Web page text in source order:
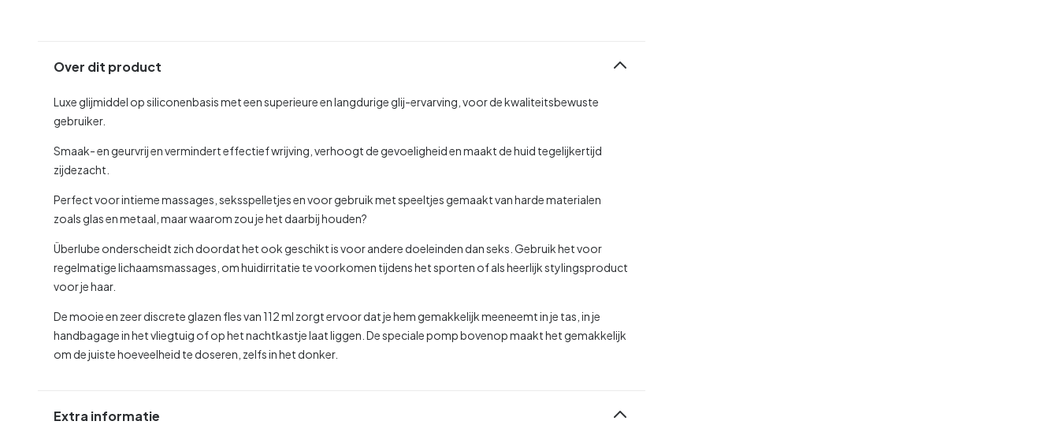
Over dit product
Luxe glijmiddel op siliconenbasis met een superieure en langdurige glij-ervarving, voor de kwaliteitsbewuste
gebruiker.
Smaak- en geurvrij en vermindert effectief wrijving, verhoogt de gevoeligheid en maakt de huid tegelijkertijd
zijdezacht.
Perfect voor intieme massages, seksspelletjes en voor gebruik met speeltjes gemaakt van harde materialen
zoals glas en metaal, maar waarom zou je het daarbij houden?
Überlube onderscheidt zich doordat het ook geschikt is voor andere doeleinden dan seks. Gebruik het voor
regelmatige lichaamsmassages, om huidirritatie te voorkomen tijdens het sporten of als heerlijk stylingsproduct
voor je haar.
De mooie en zeer discrete glazen fles van 112 ml zorgt ervoor dat je hem gemakkelijk meeneemt in je tas, in je
handbagage in het vliegtuig of op het nachtkastje laat liggen. De speciale pomp bovenop maakt het gemakkelijk
om de juiste hoeveelheid te doseren, zelfs in het donker.
Extra informatie